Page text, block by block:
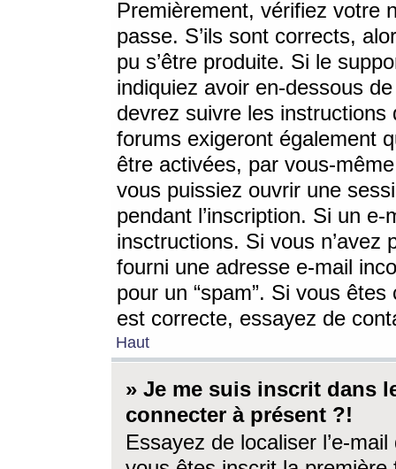
Premièrement, vérifiez votre
passe. S’ils sont corrects,
pu s’être produite. Si le
indiquiez avoir en-dessous
devrez suivre les
forums exigeront également
être activées, par vous-
vous puissiez ouvrir une
pendant l’inscription. Si un
insctructions. Si vous n’avez
fourni une adresse e-mail
pour un “spam”. Si vous
est correcte, essayez de
Haut
» Je me suis inscrit dans
connecter à présent ?!
Essayez de localiser l’e-